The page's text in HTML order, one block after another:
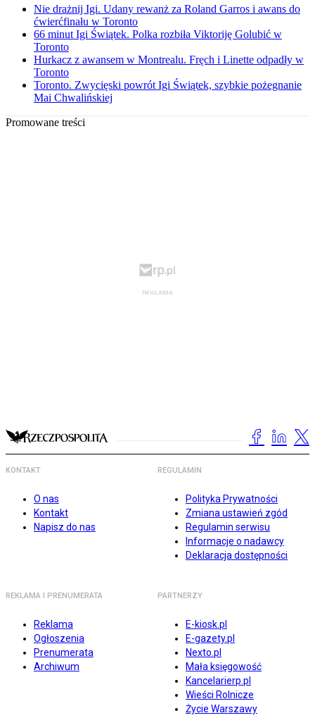
Nie drażnij Igi. Udany rewanż za Roland Garros i awans do
ćwierćfinału w Toronto
66 minut Igi Świątek. Polka rozbiła Viktoriję Golubić w
Toronto
Hurkacz z awansem w Montrealu. Fręch i Linette odpadły w
Toronto
Toronto. Zwycięski powrót Igi Świątek, szybkie pożegnanie
Mai Chwalińskiej
Promowane treści
KONTAKT
O nas
Kontakt
Napisz do nas
REGULAMIN
Polityka Prywatności
Zmiana ustawień zgód
Regulamin serwisu
Informacje o nadawcy
Deklaracja dostępności
REKLAMA I PRENUMERATA
Reklama
Ogłoszenia
Prenumerata
Archiwum
PARTNERZY
E-kiosk.pl
E-gazety.pl
Nexto.pl
Mała księgowość
Kancelarierp.pl
Wieści Rolnicze
Życie Warszawy